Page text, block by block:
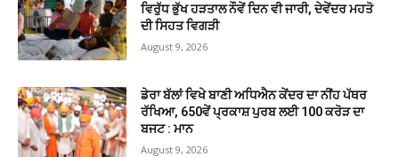
ਵਿਰੁੱਧ ਭੁੱਖ ਹੜਤਾਲ ਨੌਵੇਂ ਦਿਨ ਵੀ ਜਾਰੀ, ਦੇਵੇਂਦਰ ਮਹਤੋ
ਦੀ ਸਿਹਤ ਵਿਗੜੀ
August 9, 2026
ਡੇਰਾ ਬੱਲਾਂ ਵਿਖੇ ਬਾਣੀ ਅਧਿਐਨ ਕੇਂਦਰ ਦਾ ਨੀਂਹ ਪੱਥਰ
ਰੱਖਿਆ, 650ਵੇਂ ਪ੍ਰਕਾਸ਼ ਪੁਰਬ ਲਈ 100 ਕਰੋੜ ਦਾ
ਬਜਟ : ਮਾਨ
August 9, 2026